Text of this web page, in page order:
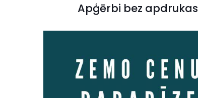
Apģērbi bez apdrukas